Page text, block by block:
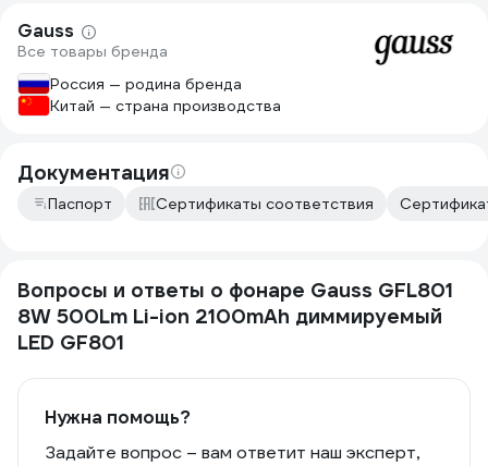
Gauss
Все товары бренда
Россия — родина бренда
Китай — страна производства
Документация
Паспорт Сертификаты соответствия
Вопросы и ответы о фонаре Gauss GFL801
8W 500Lm Li-ion 2100mAh диммируемый
LED GF801
Нужна помощь?
Задайте вопрос – вам ответит наш эксперт,